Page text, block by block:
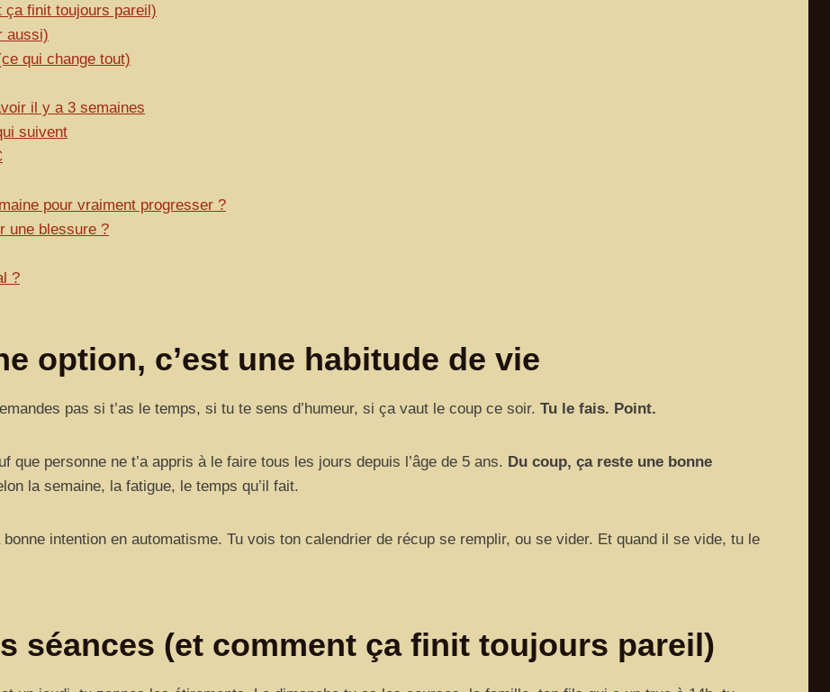
ça finit toujours pareil)
aussi)
qui change tout)
il y a 3 semaines
suivent
pour vraiment progresser ?
une blessure ?
?
option, c’est une habitude de vie
pas si t’as le temps, si tu te sens d’humeur, si ça vaut le coup ce soir. Tu le fais. Point.
que personne ne t’a appris à le faire tous les jours depuis l’âge de 5 ans. Du coup, ça reste une bonne
la semaine, la fatigue, le temps qu’il fait.
intention en automatisme. Tu vois ton calendrier de récup se remplir, ou se vider. Et quand il se vide, tu le
séances (et comment ça finit toujours pareil)